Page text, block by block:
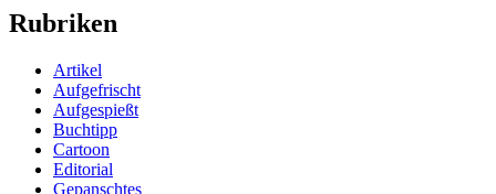
Rubriken
Artikel
Aufgefrischt
Aufgespießt
Buchtipp
Cartoon
Editorial
Gepanschtes